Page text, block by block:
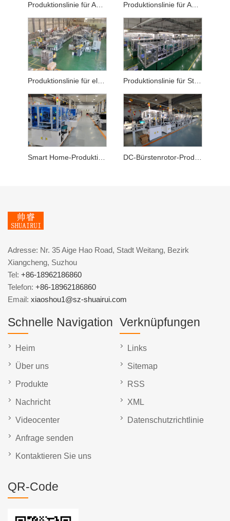
Produktionslinie für Autofenster-Schaukelsitze mit gebürstetem Motor
Produktionslinie für elektrische Kettensägenbürstenmotoren für Gartengeräte Produktionslinie für Staubsaugerbürstenmotoren
Smart Home-Produktionslinie für Schubstangenbürstenmotoren
Adresse: Nr. 35 Aige Hao Road, Stadt Weitang, Bezirk
Xiangcheng, Suzhou
Tel: +86-18962186860
Telefon: +86-18962186860
Email: xiaoshou1@sz-shuairui.com
Schnelle Navigation
Heim
Über uns
Produkte
Nachricht
Videocenter
Anfrage senden
Kontaktieren Sie uns
Verknüpfungen
Links
Sitemap
RSS
XML
Datenschutzrichtlinie
QR-Code